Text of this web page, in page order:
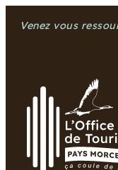
Venez vous